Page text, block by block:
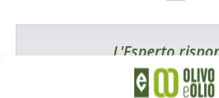
L'Esperto
I consigli di Terra e Vita